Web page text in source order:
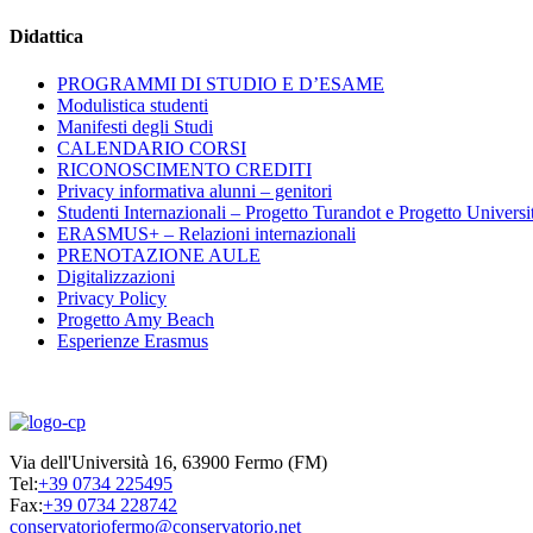
Didattica
PROGRAMMI DI STUDIO E D’ESAME
Modulistica studenti
Manifesti degli Studi
CALENDARIO CORSI
RICONOSCIMENTO CREDITI
Privacy informativa alunni – genitori
Studenti Internazionali – Progetto Turandot e Progetto
ERASMUS+ – Relazioni internazionali
PRENOTAZIONE AULE
Digitalizzazioni
Privacy Policy
Progetto Amy Beach
Esperienze Erasmus
Via dell'Università 16, 63900 Fermo (FM)
Tel:+39 0734 225495
Fax:+39 0734 228742
conservatoriofermo@conservatorio.net